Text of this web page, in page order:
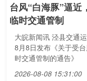
台风“白海豚”逼近
临时交通管制
大皖新闻讯 泾县交通
8月8日发布《关于受
时交通管制的通告》
2026-08-08 15:31:00